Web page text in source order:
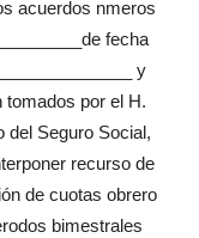
acuerdos nmeros
fecha
y
por el H.
del Seguro Social,
recurso de
de cuotas obrero
bimestrales